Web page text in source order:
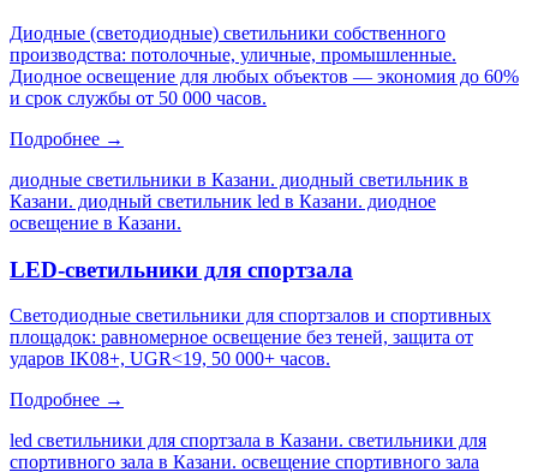
Диодные (светодиодные) светильники собственного
производства: потолочные, уличные, промышленные.
Диодное освещение для любых объектов — экономия до 60%
и срок службы от 50 000 часов.
Подробнее →
диодные светильники в Казани. диодный светильник в
Казани. диодный светильник led в Казани. диодное
освещение в Казани.
LED-светильники для спортзала
Светодиодные светильники для спортзалов и спортивных
площадок: равномерное освещение без теней, защита от
ударов IK08+, UGR<19, 50 000+ часов.
Подробнее →
led светильники для спортзала в Казани. светильники для
спортивного зала в Казани. освещение спортивного зала